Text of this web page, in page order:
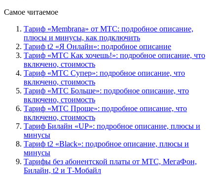
Самое читаемое
Тариф «Membrana» от МТС: подробное описание,
плюсы и минусы, как подключить
Тариф t2 «Я Онлайн»: подробное описание
Тариф «МТС Как хочешь!»: подробное описание, что
включено, стоимость
Тариф «МТС Супер»: подробное описание, что
включено, стоимость
Тариф «МТС Больше»: подробное описание, что
включено, стоимость
Тариф «МТС Проще»: подробное описание, что
включено, стоимость
Тариф Билайн «UP»: подробное описание, плюсы и
минусы
Тариф t2 «Black»: подробное описание, плюсы и
минусы
Тарифы без абонентской платы от МТС, МегаФон,
Билайн, t2 и Т-Мобайл